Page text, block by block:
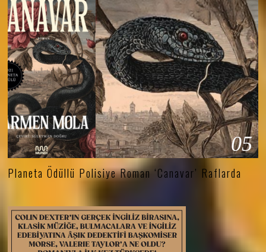
05
Planeta Ödüllü Polisiye Roman ‘Canavar’ Raflarda